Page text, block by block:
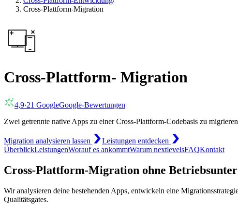
Cross-Plattform-Migration
Cross-Plattform- Migration
4,9·21 GoogleGoogle-Bewertungen
Zwei getrennte native Apps zu einer Cross-Plattform-Codebasis zu
Migration analysieren lassen
Leistungen entdecken
ÜberblickLeistungenWorauf es ankommtWarum nextlevelsFAQKontakt
Cross-Plattform-Migration ohne
Wir analysieren deine bestehenden Apps, entwickeln eine
Qualitätsgates.